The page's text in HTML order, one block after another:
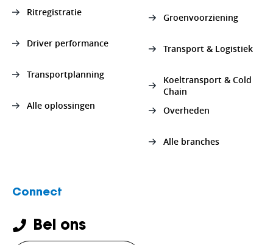
Ritregistratie
Driver performance
Transportplanning
Alle oplossingen
Groenvoorziening
Transport & Logistiek
Koeltransport & Cold
Chain
Overheden
Alle branches
Connect
Bel ons